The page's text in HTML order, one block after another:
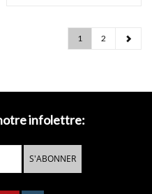
1 2
infolettre:
S'ABONNER